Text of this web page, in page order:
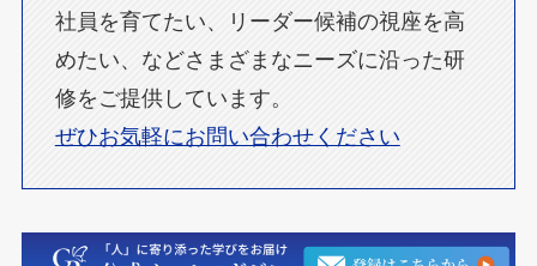
社員を育てたい、リーダー候補の視座を高
めたい、などさまざまなニーズに沿った研
修をご提供しています。
ぜひお気軽にお問い合わせください